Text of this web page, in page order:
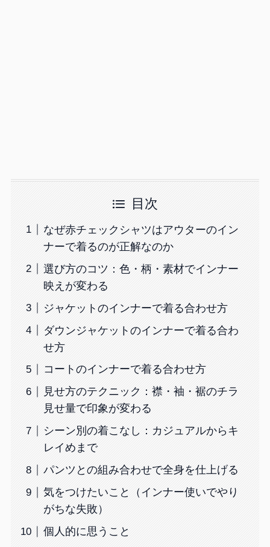
目次
なぜ赤チェックシャツはアウターのイン
ナーで着るのが正解なのか
選び方のコツ：色・柄・素材でインナー
映えが変わる
ジャケットのインナーで着る合わせ方
ダウンジャケットのインナーで着る合わ
せ方
コートのインナーで着る合わせ方
見せ方のテクニック：襟・袖・裾のチラ
見せ量で印象が変わる
シーン別の着こなし：カジュアルからキ
レイめまで
パンツとの組み合わせで全身を仕上げる
気をつけたいこと（インナー使いでやり
がちな失敗）
個人的に思うこと